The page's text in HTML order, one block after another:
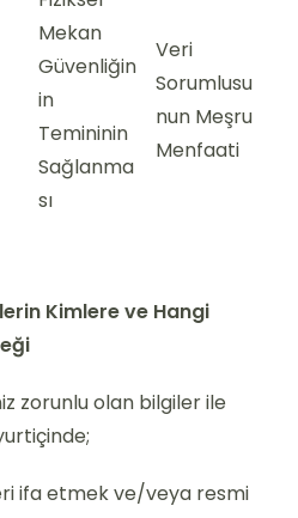
Mekan
Güvenliğin
in
Temininin
Sağlanma
sı
Veri
Sorumlusu
nun Meşru
Menfaati
Kimlere ve Hangi
zorunlu olan bilgiler ile
ifa etmek ve/veya resmi